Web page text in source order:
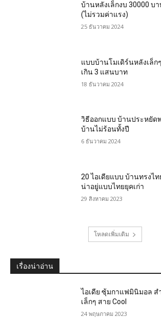
บ้านหลังเล็กงบ 30000 บ
(ไม่รวมค่าแรง)
25 ธันวาคม 2024
แบบบ้านโมเดิร์นหลังเล็
เกิน 3 แสนบาท
18 ธันวาคม 2024
วิธีออกแบบ บ้านประหยัด
บ้านไม่ร้อนทั้งปี
6 ธันวาคม 2024
20 ไอเดียแบบ บ้านทรงไ
น่าอยู่แบบไทยยุคเก่า
29 สิงหาคม 2023
โหลดเพิ่มเติม
เรื่องน่าอ่าน
ไอเดีย ซุ้มกาแฟมินิมอล ส
เล็กๆ สาย Cool
24 พฤษภาคม 2023